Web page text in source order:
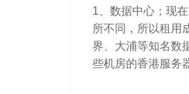
1、数据中心；现
所不同，所以租用
界、大浦等知名数
些机房的香港服务